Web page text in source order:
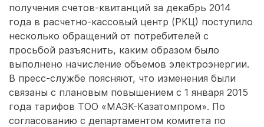
получения счетов-квитанций за декабрь 2014
года в расчетно-кассовый центр (РКЦ) поступило
несколько обращений от потребителей с
просьбой разъяснить, каким образом было
выполнено начисление объемов электроэнергии.
В пресс-службе поясняют, что изменения были
связаны с плановым повышением с 1 января 2015
года тарифов ТОО «МАЭК-Казатомпром». По
согласованию с департаментом комитета по